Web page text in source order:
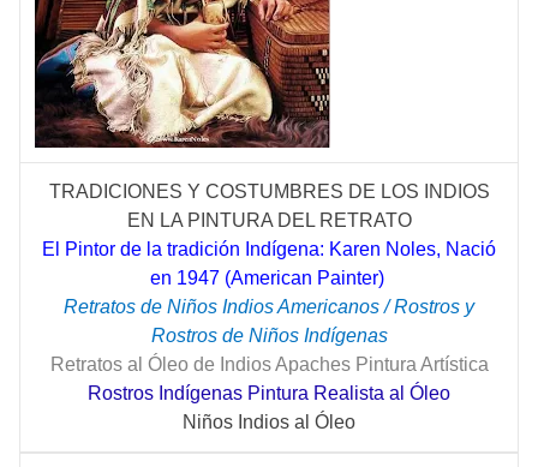
TRADICIONES Y COSTUMBRES DE LOS INDIOS
EN LA PINTURA DEL RETRATO
El Pintor de la tradición Indígena: Karen Noles, Nació
en 1947 (American Painter)
Retratos de Niños Indios Americanos / Rostros y
Rostros de Niños Indígenas
Retratos al Óleo de Indios Apaches Pintura Artística
Rostros Indígenas Pintura Realista al Óleo
Niños Indios al Óleo